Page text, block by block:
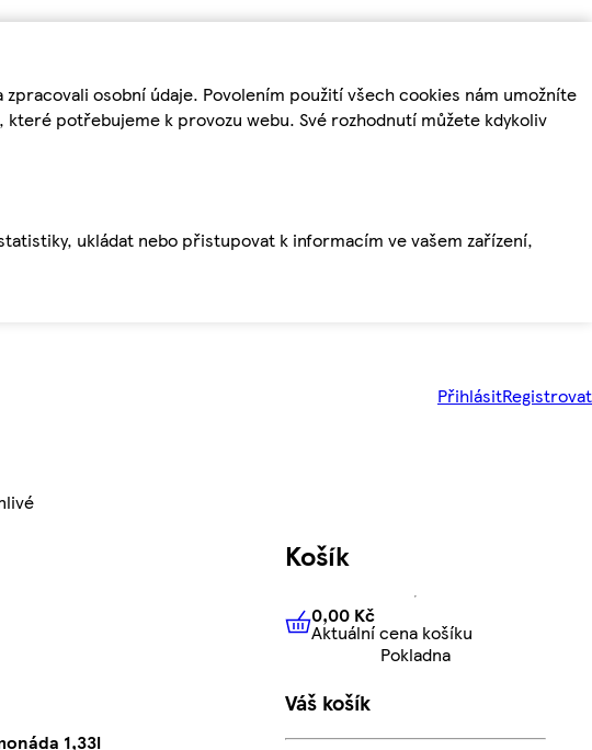
osobní údaje. Povolením použití všech cookies nám umožníte
potřebujeme k provozu webu. Své rozhodnutí můžete kdykoliv
ukládat nebo přistupovat k informacím ve vašem zařízení,
PřihlásitRegistrovat
1,33l
Košík
0,00 KčAktuální cena košíku
0,00 Kč
Aktuální cena košíku
Pokladna
Váš košík